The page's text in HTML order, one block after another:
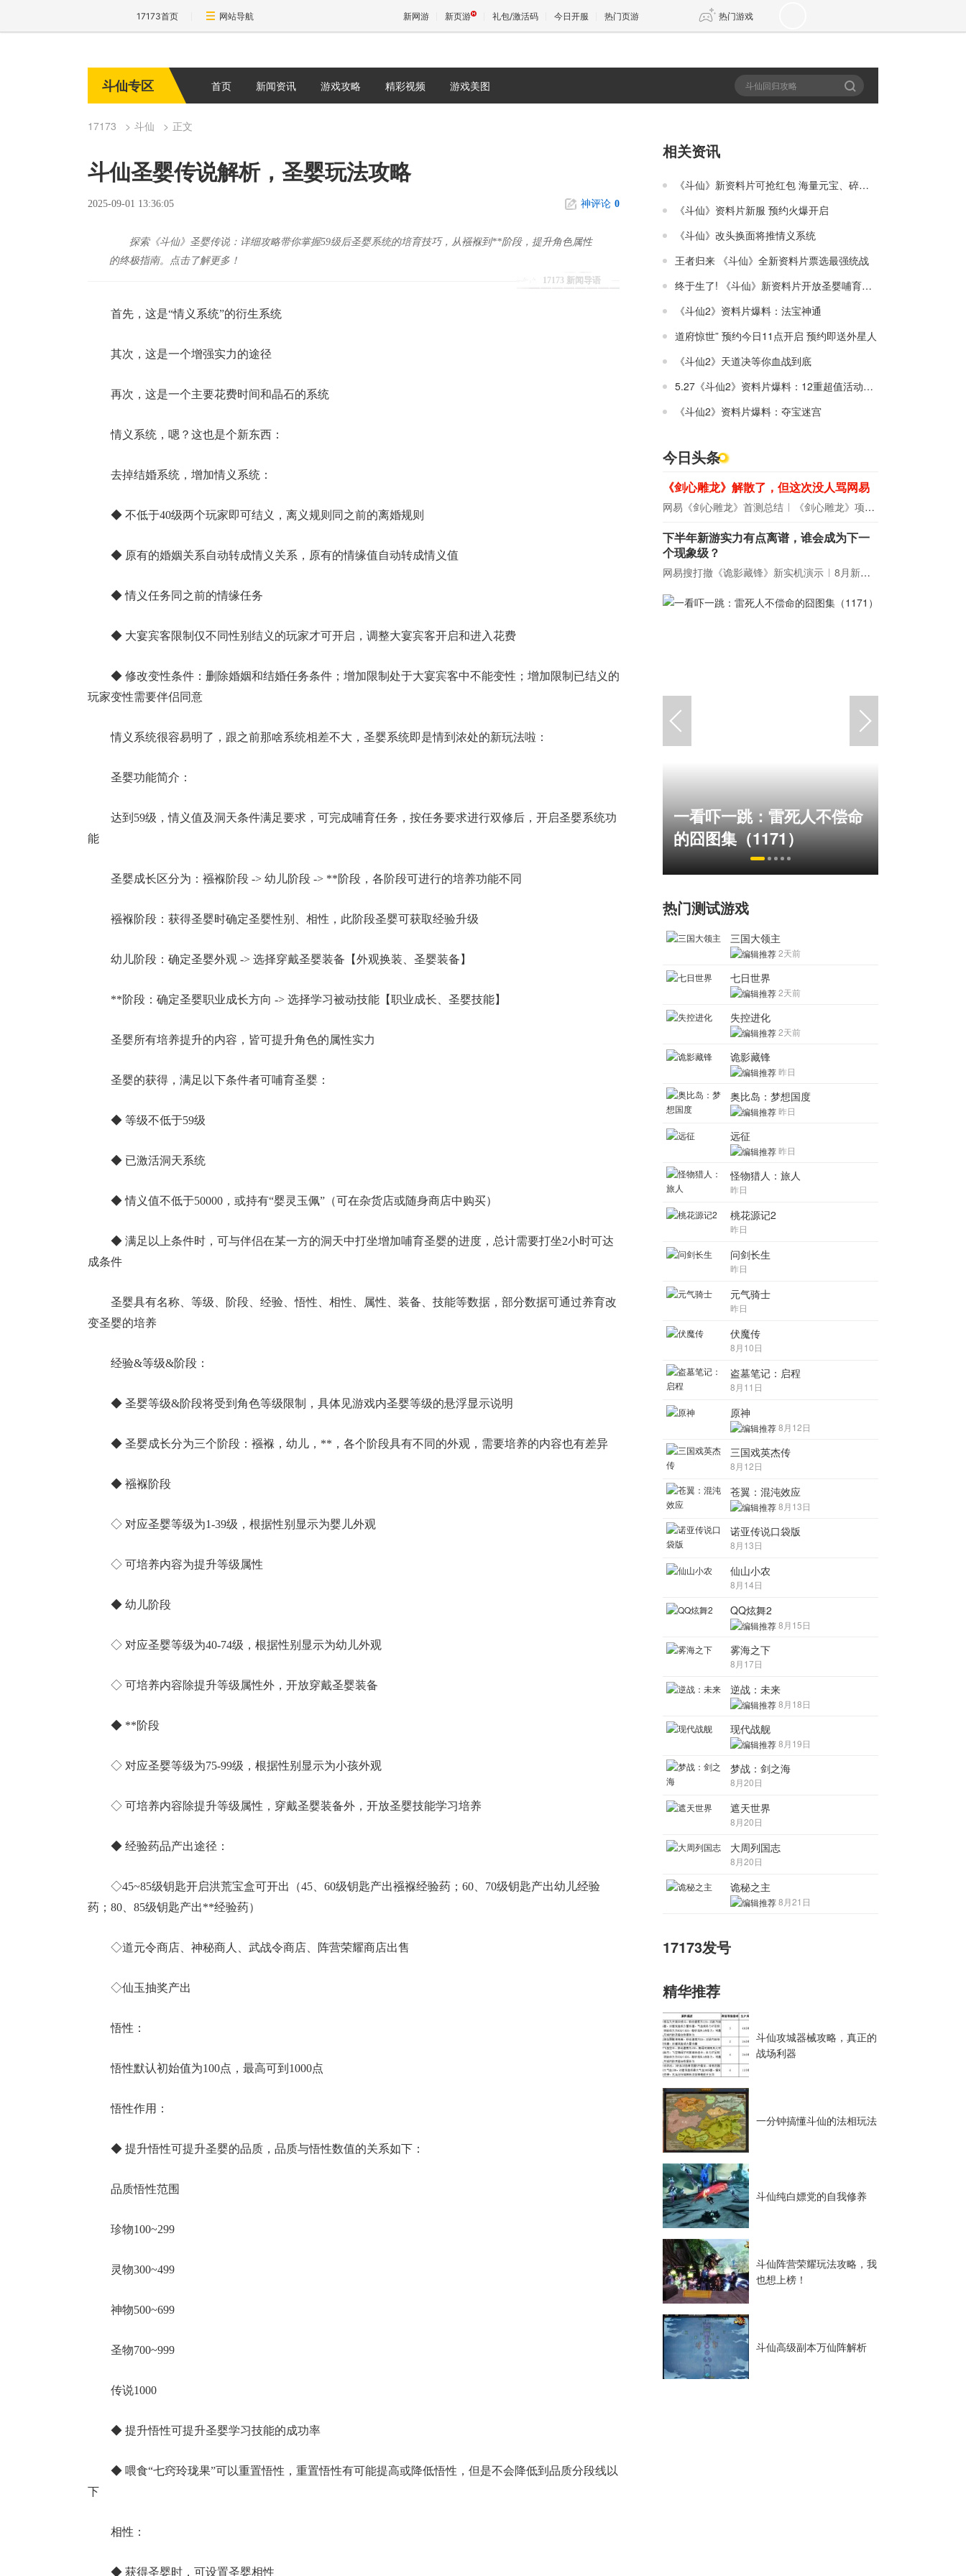
17173首页 网站导航 新网游 新页游 礼包/激活码 今日开服 热门页游 热门游戏
传奇4
斗仙专区 首页 新闻资讯 游戏攻略 精彩视频 游戏美图
17173 斗仙 正文
斗仙圣婴传说解析，圣婴玩法攻略
2025-09-01 13:36:05 神评论 0
17173 新闻导语
探索《斗仙》圣婴传说：详细攻略带你掌握59级后圣婴系统的培育技巧，从襁褓到**阶段，提升角色属性
的终极指南。点击了解更多！
首先，这是“情义系统”的衍生系统
其次，这是一个增强实力的途径
再次，这是一个主要花费时间和晶石的系统
情义系统，嗯？这也是个新东西：
去掉结婚系统，增加情义系统：
◆ 不低于40级两个玩家即可结义，离义规则同之前的离婚规则
◆ 原有的婚姻关系自动转成情义关系，原有的情缘值自动转成情义值
◆ 情义任务同之前的情缘任务
◆ 大宴宾客限制仅不同性别结义的玩家才可开启，调整大宴宾客开启和进入花费
◆ 修改变性条件：删除婚姻和结婚任务条件；增加限制处于大宴宾客中不能变性；增加限制已结义的
玩家变性需要伴侣同意
情义系统很容易明了，跟之前那啥系统相差不大，圣婴系统即是情到浓处的新玩法啦：
圣婴功能简介：
达到59级，情义值及洞天条件满足要求，可完成哺育任务，按任务要求进行双修后，开启圣婴系统功
能
圣婴成长区分为：襁褓阶段 -> 幼儿阶段 -> **阶段，各阶段可进行的培养功能不同
襁褓阶段：获得圣婴时确定圣婴性别、相性，此阶段圣婴可获取经验升级
幼儿阶段：确定圣婴外观 -> 选择穿戴圣婴装备【外观换装、圣婴装备】
**阶段：确定圣婴职业成长方向 -> 选择学习被动技能【职业成长、圣婴技能】
圣婴所有培养提升的内容，皆可提升角色的属性实力
圣婴的获得，满足以下条件者可哺育圣婴：
◆ 等级不低于59级
◆ 已激活洞天系统
◆ 情义值不低于50000，或持有“婴灵玉佩”（可在杂货店或随身商店中购买）
◆ 满足以上条件时，可与伴侣在某一方的洞天中打坐增加哺育圣婴的进度，总计需要打坐2小时可达
成条件
圣婴具有名称、等级、阶段、经验、悟性、相性、属性、装备、技能等数据，部分数据可通过养育改
变圣婴的培养
经验&等级&阶段：
◆ 圣婴等级&阶段将受到角色等级限制，具体见游戏内圣婴等级的悬浮显示说明
◆ 圣婴成长分为三个阶段：襁褓，幼儿，**，各个阶段具有不同的外观，需要培养的内容也有差异
◆ 襁褓阶段
◇ 对应圣婴等级为1-39级，根据性别显示为婴儿外观
◇ 可培养内容为提升等级属性
◆ 幼儿阶段
◇ 对应圣婴等级为40-74级，根据性别显示为幼儿外观
◇ 可培养内容除提升等级属性外，开放穿戴圣婴装备
◆ **阶段
◇ 对应圣婴等级为75-99级，根据性别显示为小孩外观
◇ 可培养内容除提升等级属性，穿戴圣婴装备外，开放圣婴技能学习培养
◆ 经验药品产出途径：
◇45~85级钥匙开启洪荒宝盒可开出（45、60级钥匙产出襁褓经验药；60、70级钥匙产出幼儿经验
药；80、85级钥匙产出**经验药）
◇道元令商店、神秘商人、武战令商店、阵营荣耀商店出售
◇仙玉抽奖产出
悟性：
悟性默认初始值为100点，最高可到1000点
悟性作用：
◆ 提升悟性可提升圣婴的品质，品质与悟性数值的关系如下：
品质悟性范围
珍物100~299
灵物300~499
神物500~699
圣物700~999
传说1000
◆ 提升悟性可提升圣婴学习技能的成功率
◆ 喂食“七窍玲珑果”可以重置悟性，重置悟性有可能提高或降低悟性，但是不会降低到品质分段线以
下
相性：
◆ 获得圣婴时，可设置圣婴相性
相关资讯
《斗仙》新资料片可抢红包 海量元宝、碎晶拿到手软
《斗仙》资料片新服 预约火爆开启
《斗仙》改头换面将推情义系统
王者归来 《斗仙》全新资料片票选最强统战
终于生了! 《斗仙》新资料片开放圣婴哺育系统
《斗仙2》资料片爆料：法宝神通
道府惊世” 预约今日11点开启 预约即送外星人
《斗仙2》天道决等你血战到底
5.27《斗仙2》资料片爆料：12重超值活动曝光
《斗仙2》资料片爆料：夺宝迷宫
今日头条
《剑心雕龙》解散了，但这次没人骂网易
网易《剑心雕龙》首测总结 《剑心雕龙》项目宣布解散
下半年新游实力有点离谱，谁会成为下一
个现象级？
网易搜打撤《诡影藏锋》新实机演示 8月新游前瞻：《诡秘之主》领衔
17周年庆典 争霸赛大区火
一看吓一跳：雷死人不偿命
的囧图集（1171）
热门测试游戏
三国大领主
2天前
七日世界
2天前
失控进化
2天前
诡影藏锋
昨日
奥比岛：梦想国度
昨日
远征
昨日
怪物猎人：旅人
昨日
桃花源记2
昨日
问剑长生
昨日
元气骑士
昨日
伏魔传
8月10日
盗墓笔记：启程
8月11日
原神
8月12日
三国戏英杰传
8月12日
苍翼：混沌效应
8月13日
诺亚传说口袋版
8月13日
仙山小农
8月14日
QQ炫舞2
8月15日
雾海之下
8月17日
逆战：未来
8月18日
现代战舰
8月19日
梦战：剑之海
8月20日
遮天世界
8月20日
大周列国志
8月20日
诡秘之主
8月21日
17173发号
精华推荐
斗仙攻城器械攻略，真正的
战场利器
一分钟搞懂斗仙的法相玩法
斗仙纯白嫖党的自我修养
斗仙阵营荣耀玩法攻略，我
也想上榜！
斗仙高级副本万仙阵解析